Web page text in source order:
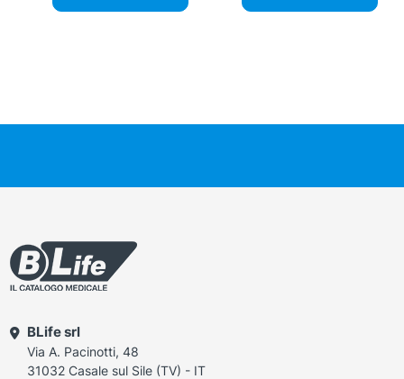
BLife srl
Via A. Pacinotti, 48
31032 Casale sul Sile (TV) - IT